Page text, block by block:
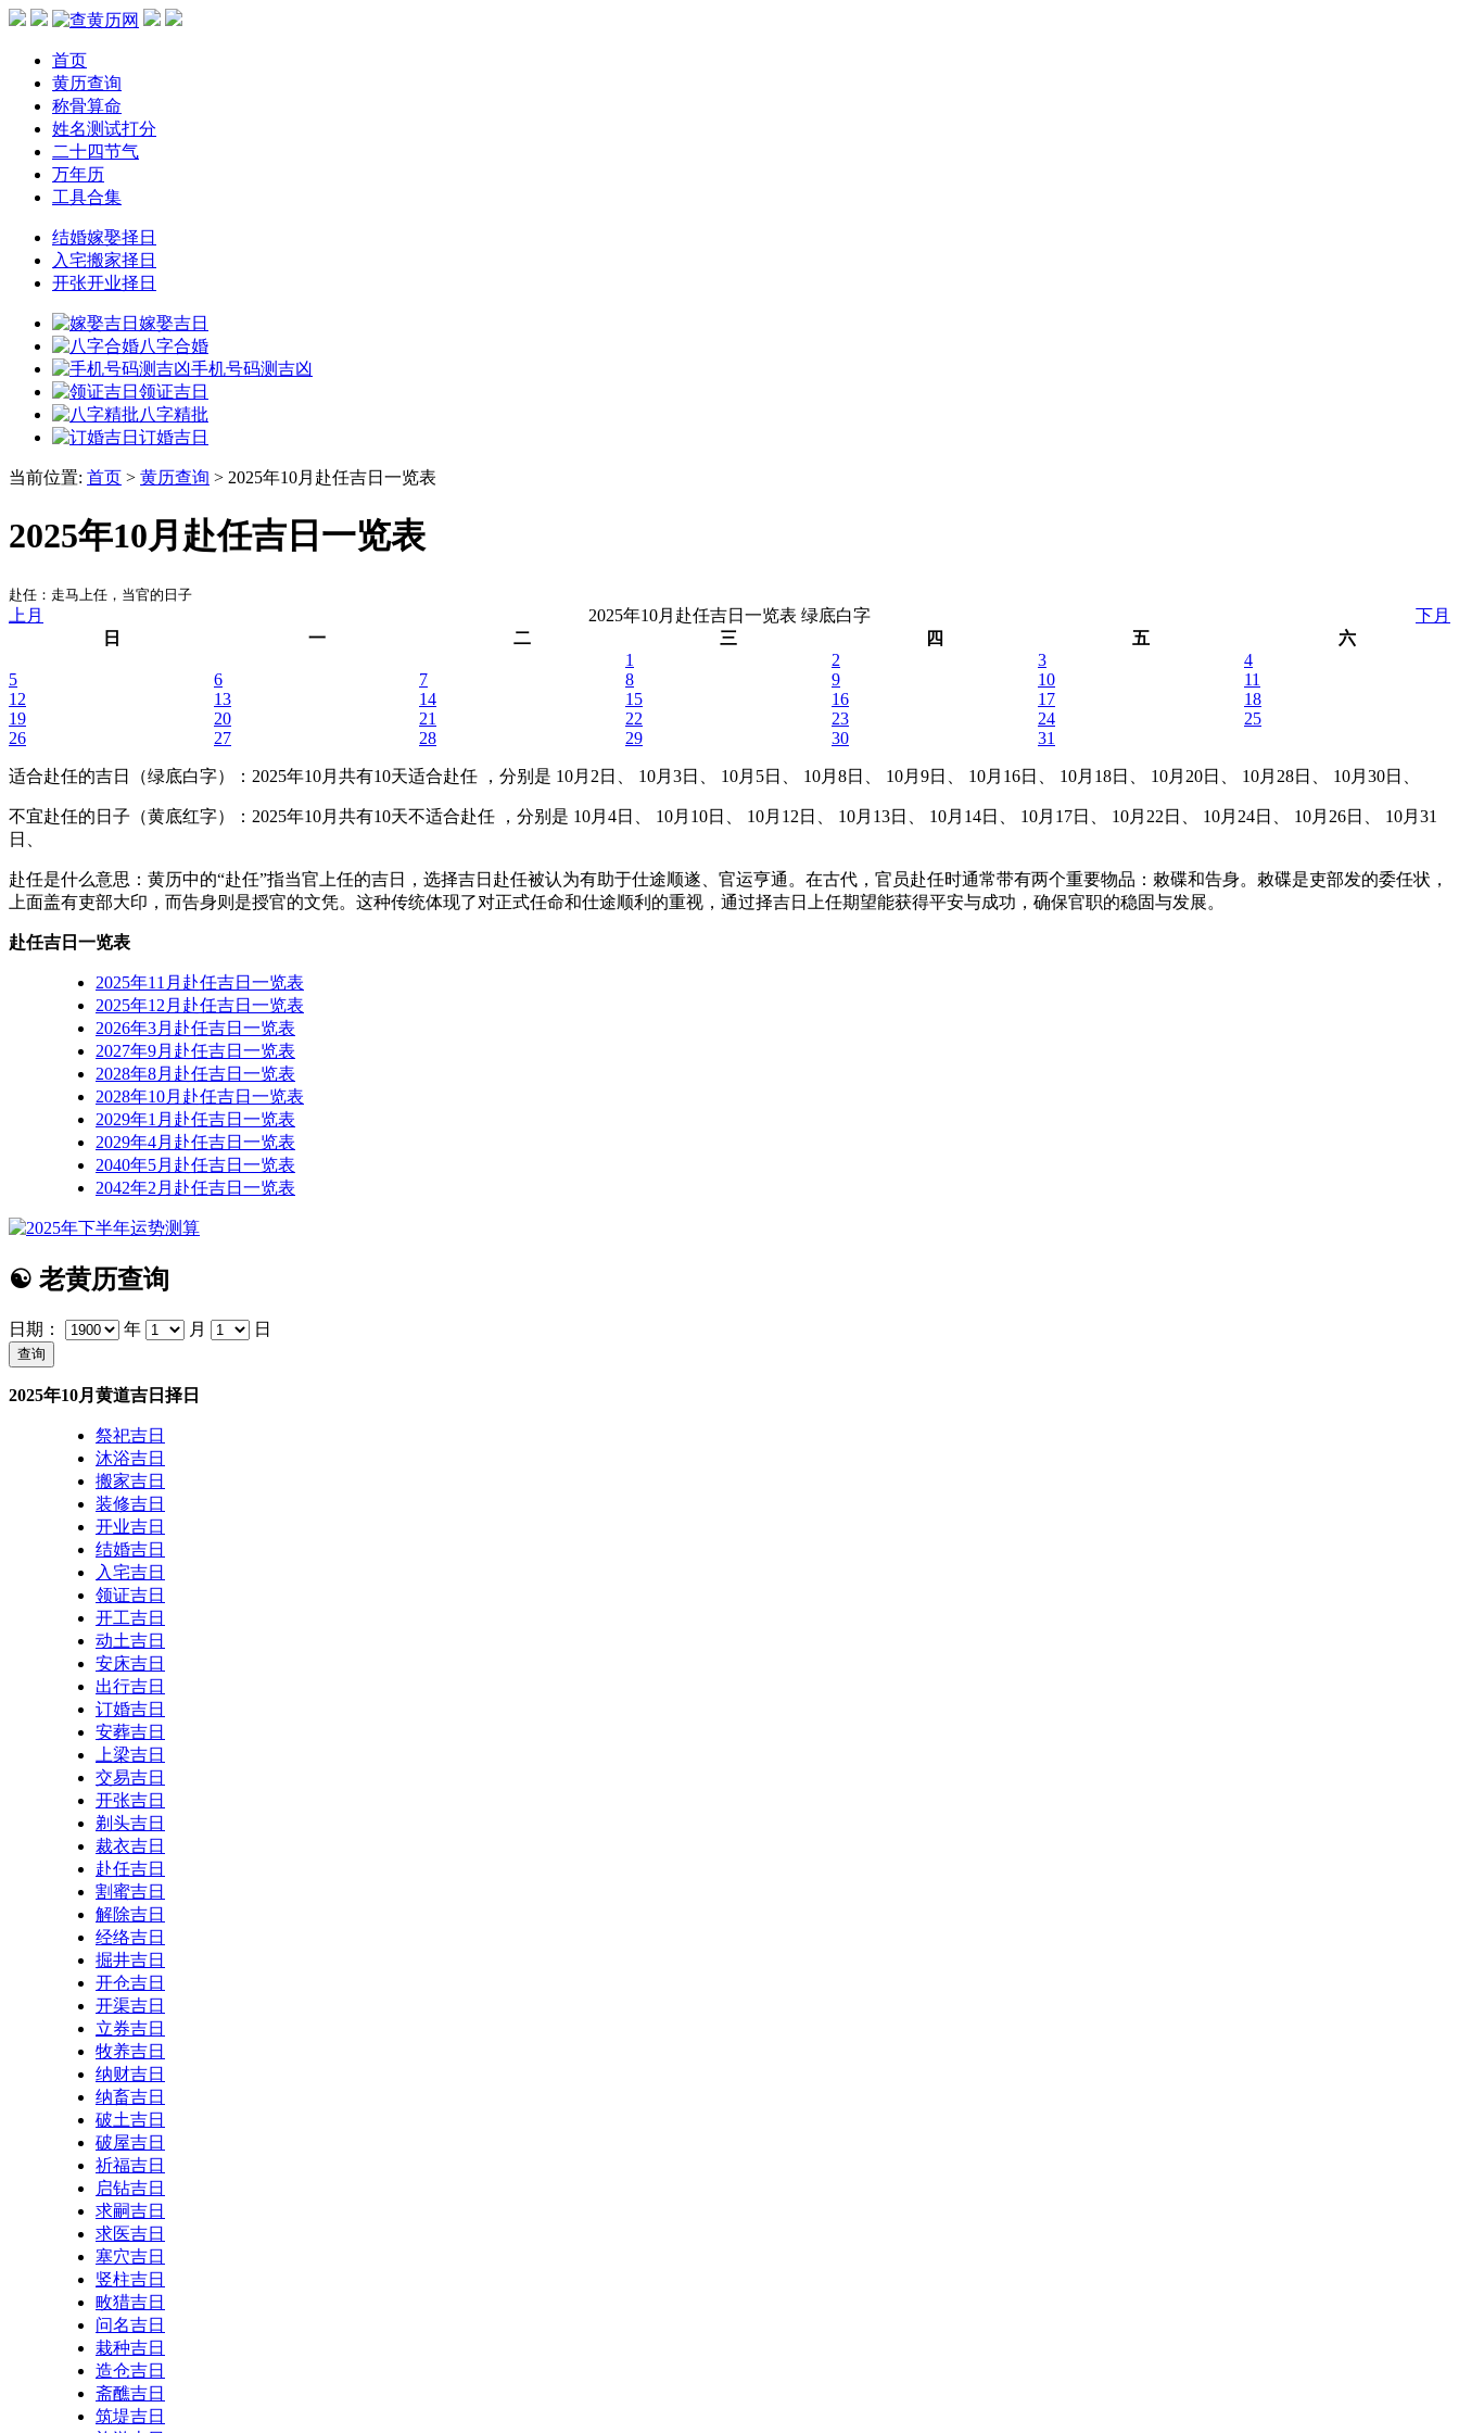
首页
黄历查询
称骨算命
姓名测试打分
二十四节气
万年历
工具合集
结婚嫁娶择日
入宅搬家择日
开张开业择日
嫁娶吉日
八字合婚
手机号码测吉凶
领证吉日
八字精批
订婚吉日
当前位置: 首页 > 黄历查询 > 2025年10月赴任吉日一览表
2025年10月赴任吉日一览表
赴任：走马上任，当官的日子
上月 2025年10月赴任吉日一览表 绿底白字
下月
日
一 二 三 四 五
六
1
2 3
4
5
6 7 8 9 10
11
12
13 14 15 16 17
18
19
20 21 22 23 24
25
26
27 28 29 30 31
适合赴任的吉日（绿底白字） ：2025年10月共有10天适合赴任 ，分别是 10月2日、 10月3日、 10月5日、 10月8日、 10月9日、 10月16日、 10月18日、 10月20日、 10月28日、 10月30日、
不宜赴任的日子（黄底红字）
：2025年10月共有10天不适合赴任 ，分别是 10月4日、 10月10日、 10月12日、 10月13日、 10月14日、 10月17日、 10月22日、 10月24日、 10月26日、 10月31
日、
赴任是什么意思：黄历中的“赴任”指当官上任的吉日，选择吉日赴任被认为有助于仕途顺遂、官运亨通。在古代，官员赴任时通常带有两个重要物品：敕碟和告身。敕碟是吏部发的委任状，
上面盖有吏部大印，而告身则是授官的文凭。这种传统体现了对正式任命和仕途顺利的重视，通过择吉日上任期望能获得平安与成功，确保官职的稳固与发展。
赴任吉日一览表
2025年11月赴任吉日一览表
2025年12月赴任吉日一览表
2026年3月赴任吉日一览表
2027年9月赴任吉日一览表
2028年8月赴任吉日一览表
2028年10月赴任吉日一览表
2029年1月赴任吉日一览表
2029年4月赴任吉日一览表
2040年5月赴任吉日一览表
2042年2月赴任吉日一览表
☯ 老黄历查询
日期： 年 月 日
2025年10月黄道吉日择日
祭祀吉日
沐浴吉日
搬家吉日
装修吉日
开业吉日
结婚吉日
入宅吉日
领证吉日
开工吉日
动土吉日
安床吉日
出行吉日
订婚吉日
安葬吉日
上梁吉日
交易吉日
开张吉日
剃头吉日
裁衣吉日
赴任吉日
割蜜吉日
解除吉日
经络吉日
掘井吉日
开仓吉日
开渠吉日
立券吉日
牧养吉日
纳财吉日
纳畜吉日
破土吉日
破屋吉日
祈福吉日
启钻吉日
求嗣吉日
求医吉日
塞穴吉日
竖柱吉日
畋猎吉日
问名吉日
栽种吉日
造仓吉日
斋醮吉日
筑堤吉日